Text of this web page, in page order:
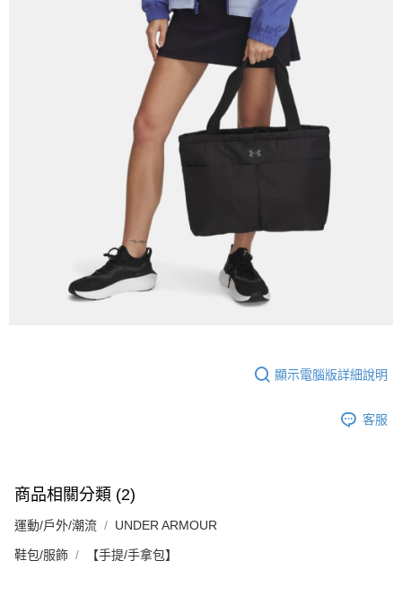
顯示電腦版詳細說明
客服
商品相關分類 (2)
運動/戶外/潮流 UNDER ARMOUR
鞋包/服飾 【手提/手拿包】